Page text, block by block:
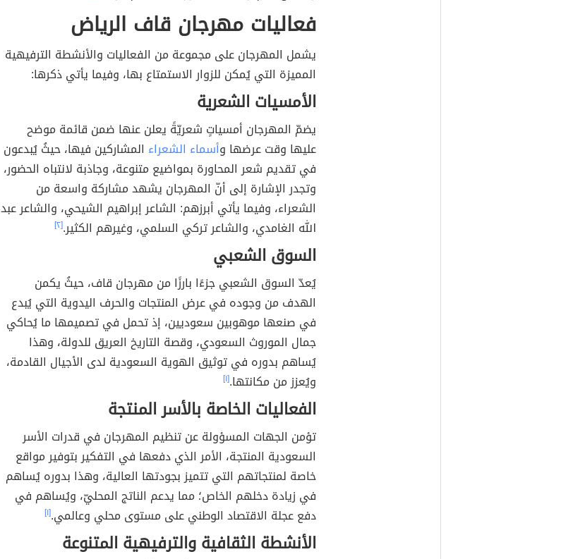
فعاليات مهرجان قاف الرياض
يشمل المهرجان على مجموعة من الفعاليات والأنشطة الترفيهية
المميزة التي يُمكن للزوار الاستمتاع بها، وفيما يأتي ذكرها:
الأمسيات الشعرية
يضمّ المهرجان أمسياتٍ شعريّةً يعلن عنها ضمن قائمة موضح
عليها وقت عرضها وأسماء الشعراء المشاركين فيها، حيثُ يُبدعون
في تقديم شعر المحاورة بمواضيع متنوعة، وجاذبة لانتباه الحضور،
وتجدر الإشارة إلى أنّ المهرجان يشهد مشاركة واسعة من
الشعراء، وفيما يأتي أبرزهم: الشاعر إبراهيم الشيحي، والشاعر عبد
الله الغامدي، والشاعر تركي السلمي، وغيرهم الكثير.[٢]
السوق الشعبي
يُعدّ السوق الشعبي جزءًا بارزًا من مهرجان قاف، حيثُ يكمن
الهدف من وجوده في عرض المنتجات والحرف اليدوية التي يُبدع
في صنعها موهوبين سعوديين، إذ تحمل في تصميمها ما يُحاكي
جمال الموروث السعودي، وقصة التاريخ العريق للدولة، وهذا
يُساهم بدوره في توثيق الهوية السعودية لدى الأجيال القادمة،
ويُعزز من مكانتها.[١]
الفعاليات الخاصة بالأسر المنتجة
تؤمن الجهات المسؤولة عن تنظيم المهرجان في قدرات الأسر
السعودية المنتجة، الأمر الذي دفعها في التفكير بتوفير مواقع
خاصة لمنتجاتهم التي تتميز بجودتها العالية، وهذا بدوره يُساهم
في زيادة دخلهم الخاص؛ مما يدعم الناتج المحليّ، ويُساهم في
دفع عجلة الاقتصاد الوطني على مستوى محلي وعالمي.[١]
الأنشطة الثقافية والترفيهية المتنوعة